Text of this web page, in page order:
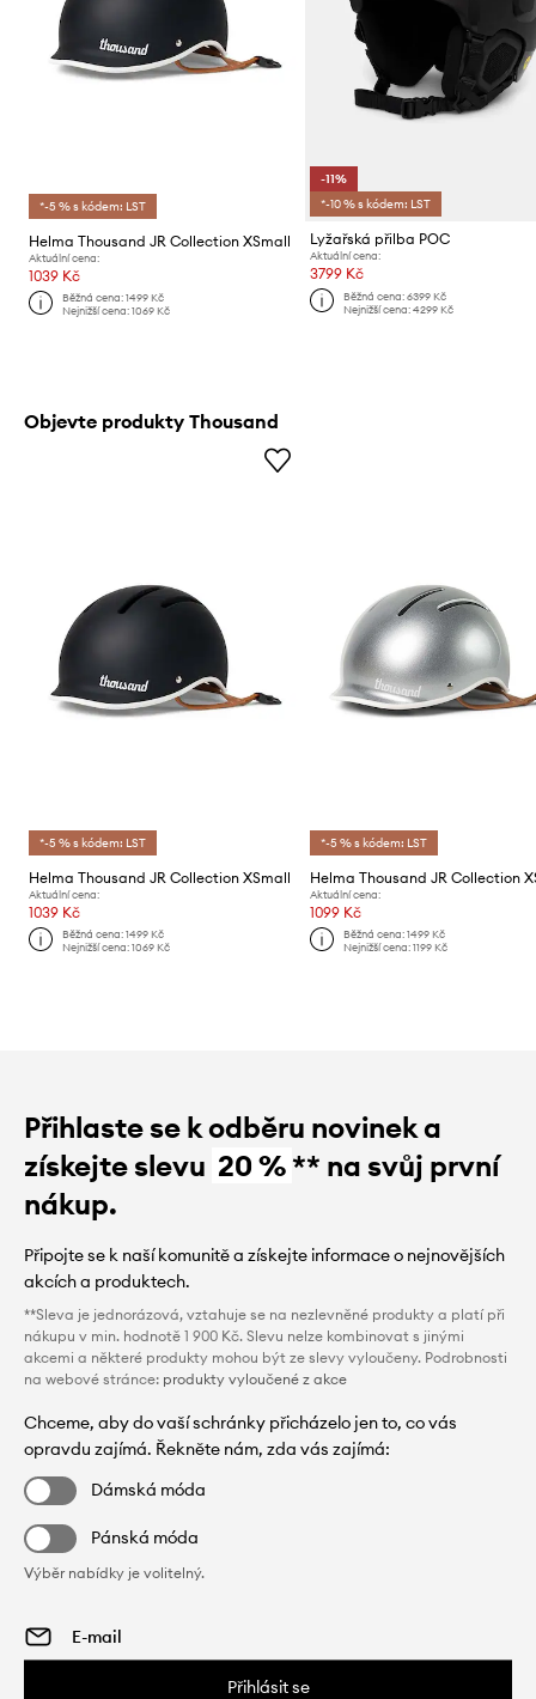
*-5 % s kódem: LST
Helma Thousand JR Collection XSmall
Aktuální cena:
1039 Kč
Běžná cena:1499 Kč
Nejnižší cena:1069 Kč
-11%
*-10 % s kódem: LST
Lyžařská přilba POC
Aktuální cena:
3799 Kč
Běžná cena: 6399 Kč
Nejnižší cena: 4299 Kč
Objevte produkty Thousand
*-5 % s kódem: LST
Helma Thousand JR Collection XSmall
Aktuální cena:
1039 Kč
Běžná cena:1499 Kč
Nejnižší cena:1069 Kč
*-5 % s kódem: LST
Helma Thousand JR Collection
Aktuální cena:
1099 Kč
Běžná cena: 1499 Kč
Nejnižší cena: 1199 Kč
Přihlaste se k odběru novinek a
získejte slevu 20 %** na svůj první
nákup.
Připojte se k naší komunitě a získejte informace o nejnovějších
akcích a produktech.
**Sleva je jednorázová, vztahuje se na nezlevněné produkty a platí při
nákupu v min. hodnotě 1 900 Kč. Slevu nelze kombinovat s jinými
akcemi a některé produkty mohou být ze slevy vyloučeny. Podrobnosti
na webové stránce: produkty vyloučené z akce
Chceme, aby do vaší schránky přicházelo jen to, co vás
opravdu zajímá. Řekněte nám, zda vás zajímá:
Dámská móda
Pánská móda
Výběr nabídky je volitelný.
Přihlásit se